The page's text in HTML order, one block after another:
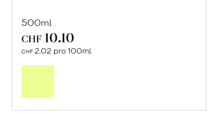
500ml
CHF 10.10
CHF 2.02 pro 100ml